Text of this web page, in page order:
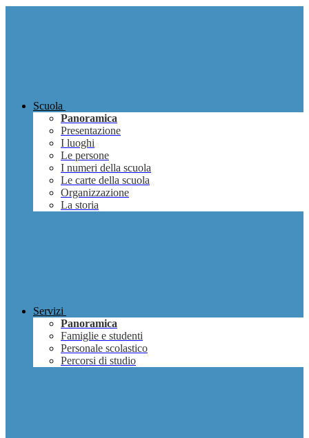
Scuola
Panoramica
Presentazione
I luoghi
Le persone
I numeri della scuola
Le carte della scuola
Organizzazione
La storia
Servizi
Panoramica
Famiglie e studenti
Personale scolastico
Percorsi di studio